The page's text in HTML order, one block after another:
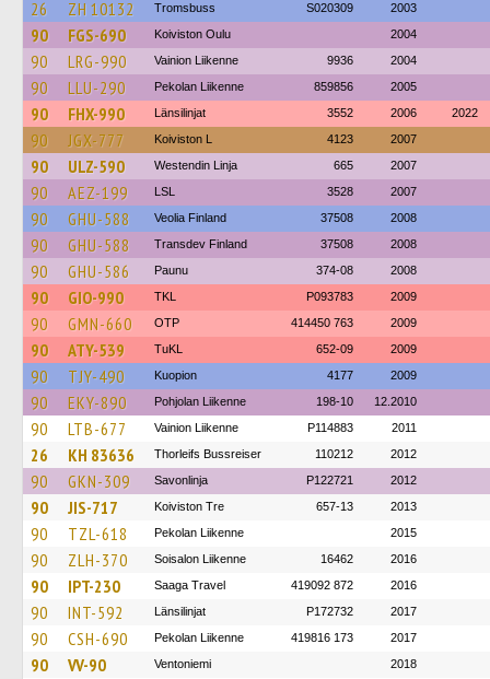
26 ZH 10132 Tromsbuss S020309 2003
90 FGS-690 Koiviston Oulu 2004
90 LRG-990 Vainion Liikenne 9936 2004
90 LLU-290 Pekolan Liikenne 859856 2005
90 FHX-990 Länsilinjat 3552 2006 2022
90 JGX-777 Koiviston L 4123 2007
90 ULZ-590 Westendin Linja 665 2007
90 AEZ-199 LSL 3528 2007
90 GHU-588 Veolia Finland 37508 2008
90 GHU-588 Transdev Finland 37508 2008
90 GHU-586 Paunu 374-08 2008
90 GIO-990 TKL P093783 2009
90 GMN-660 OTP 414450 763 2009
90 ATY-539 TuKL 652-09 2009
90 TJY-490 Kuopion 4177 2009
90 EKY-890 Pohjolan Liikenne 198-10 12.2010
90 LTB-677 Vainion Liikenne P114883 2011
26 KH 83636 Thorleifs Bussreiser 110212 2012
90 GKN-309 Savonlinja P122721 2012
90 JIS-717 Koiviston Tre 657-13 2013
90 TZL-618 Pekolan Liikenne 2015
90 ZLH-370 Soisalon Liikenne 16462 2016
90 IPT-230 Saaga Travel 419092 872 2016
90 INT-592 Länsilinjat P172732 2017
90 CSH-690 Pekolan Liikenne 419816 173 2017
90 VV-90 Ventoniemi 2018